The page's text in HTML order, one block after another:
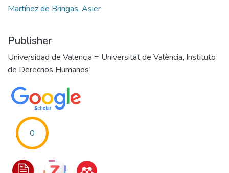
Martínez de Bringas, Asier
Publisher
Universidad de Valencia = Universitat de València, Instituto
de Derechos Humanos
0